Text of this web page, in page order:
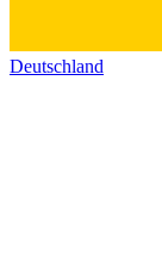
Deutschland